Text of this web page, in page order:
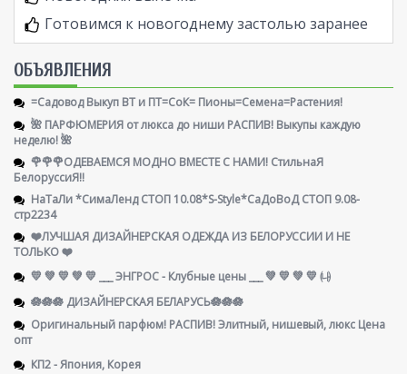
Готовимся к новогоднему застолью заранее
ОБЪЯВЛЕНИЯ
=Садовод Выкуп ВТ и ПТ=СоК= Пионы=Семена=Растения!
🌺 ПАРФЮМЕРИЯ от люкса до ниши РАСПИВ! Выкупы каждую
неделю! 🌺
🌹🌹🌹ОДЕВАЕМСЯ МОДНО ВМЕСТЕ С НАМИ! СтильнаЯ
БелоруссиЯ‼
НаТаЛи *СимаЛенд СТОП 10.08*S-Style*СаДоВоД СТОП 9.08-
стр2234
❤️ЛУЧШАЯ ДИЗАЙНЕРСКАЯ ОДЕЖДА ИЗ БЕЛОРУССИИ И НЕ
ТОЛЬКО ❤️
💛 💚 💛 💚 💛 ___ ЭНГРОС - Клубные цены ___ 💚 💛 💚 💛 ㈏
🪷🪷🪷 ДИЗАЙНЕРСКАЯ БЕЛАРУСЬ🪷🪷🪷
Оригинальный парфюм! РАСПИВ! Элитный, нишевый, люкс Цена
опт
КП2 - Япония, Корея